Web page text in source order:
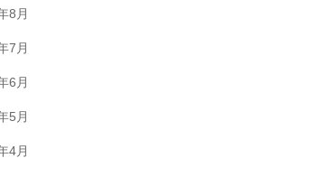
8月
7月
6月
5月
4月